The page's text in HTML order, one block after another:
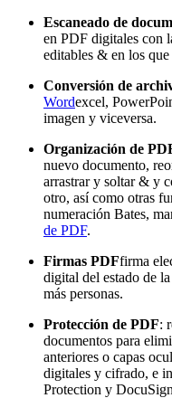
Escaneado de
en PDF digitales con
editables & en los que
Conversión de
Wordexcel,
imagen y viceversa.
Organización de
nuevo documento,
arrastrar y soltar & y
otro, así como otras
numeración Bates,
de PDF.
Firmas PDFfirma
digital del estado de
más personas.
Protección de PDF:
documentos para
anteriores o capas
digitales y cifrado, e
Protection y